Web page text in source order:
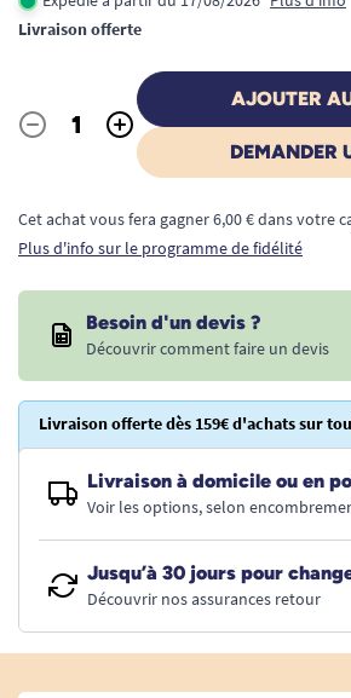
Livraison offerte
Quantité
- +
AJOUTER
DEMANDER
Cet achat vous fera gagner 6,00 € dans votre
Plus d'info sur le programme de fidélité
Besoin d'un devis ?
Découvrir comment faire un devis
Livraison offerte dès 159€ d'achats sur
Livraison à domicile ou en
Voir les options, selon
Jusqu’à 30 jours pour
Découvrir nos assurances retour